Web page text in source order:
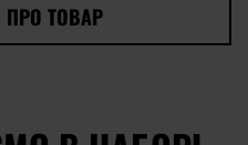
ПРО ТОВАР